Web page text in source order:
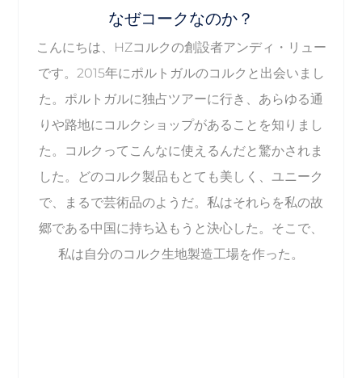
なぜコークなのか？
こんにちは、HZコルクの創設者アンディ・リュー
です。2015年にポルトガルのコルクと出会いまし
た。ポルトガルに独占ツアーに行き、あらゆる通
りや路地にコルクショップがあることを知りまし
た。コルクってこんなに使えるんだと驚かされま
した。どのコルク製品もとても美しく、ユニーク
で、まるで芸術品のようだ。私はそれらを私の故
郷である中国に持ち込もうと決心した。そこで、
私は自分のコルク生地製造工場を作った。